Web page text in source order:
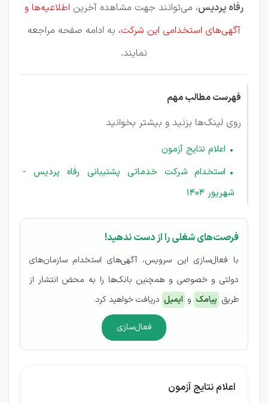
رفاه پردیس، می‌توانند جهت مشاهده آخرین اطلاعیه‌ها و
آگهی‌های استخدامی این شرکت، به ادامه صفحه مراجعه
نمایند.
فهرست مطالب مهم
روی لینک‌ها بزنید و بیشتر بخوانید
اعلام نتایج آزمون
استخدام شرکت خدماتی پشتیبانی رفاه پردیس -
شهریور 1404
فرصت‌های شغلی را از دست ندهید!
با فعال‌سازی این سرویس، آگهی‌های استخدام سازمان‌های
دولتی و خصوصی و همچنین بانک‌ها را به محض انتشار از
طریق پیامک و ایمیل دریافت خواهید کرد.
فعال‌سازی
اعلام نتایج آزمون